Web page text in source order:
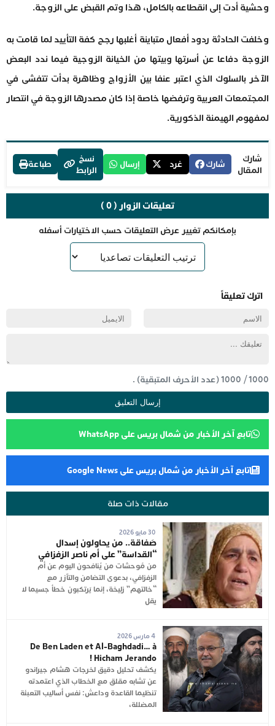
وحشية أدت إلى انقطاعه بالكامل، هذا وتم القبض على الزوجة.
وخلفت الحادثة ردود أفعال متباينة أغلبها رجح كفة التأييد لما قامت به
الزوجة دفاعا عن أسرتها وبيتها من الخيانة الزوجية فيما ندد البعض
الآخر بالسلوك الذي اعتبر عنفا بين الأزواج وظاهرة بدأت تتفشى في
المجتمعات العربية وترفضها خاصة إذا كان مصدرها الزوجة في انتصار
لمفهوم الهيمنة الذكورية.
شارك
المقال
شارك غرد إرسال
نسخ
الرابط
طباعة
تعليقات الزوار ( 0 )
بإمكانكم تغيير عرض التعليقات حسب الاختيارات أسفله
اترك تعليقاً
1000
/
1000(عدد الأحرف المتبقية) .
تابع آخر الأخبار من شمال بريس على WhatsApp
تابع آخر الأخبار من شمال بريس على Google News
مقالات ذات صلة
30 مايو 2026
صَفاقة.. من يحاولون إسدال
“القداسة” على أم ناصر الزفزافي
من مُوحشات من يُنافحون اليوم عن أم
الزفزافي، بدعوى التضامن والتآزر مع
“خالتهم” زليخة، إنما يَرتكبون خطأ جسيما لا
يقل
4 مارس 2026
De Ben Laden et Al-Baghdadi… à
Hicham Jerando !
يكشف تحليل دقيق لخرجات هشام جيراندو
عن تشابه مقلق مع الخطاب الذي اعتمدته
تنظيما القاعدة وداعش: نفس أساليب التعبئة
المضللة،